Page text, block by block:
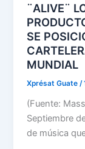
¨ALIVE¨
SE
MUNDIAL
Xprésat Guate /
(Fuente:
Septiembre
de música